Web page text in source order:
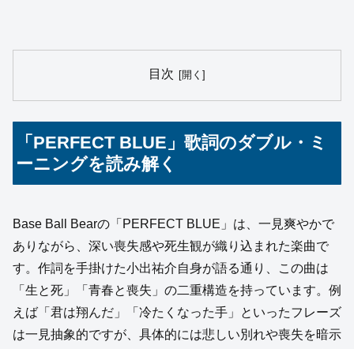
目次
「PERFECT BLUE」歌詞のダブル・ミ
ーニングを読み解く
Base Ball Bearの「PERFECT BLUE」は、一見爽やかで
ありながら、深い喪失感や死生観が織り込まれた楽曲で
す。作詞を手掛けた小出祐介自身が語る通り、この曲は
「生と死」「青春と喪失」の二重構造を持っています。例
えば「君は翔んだ」「冷たくなった手」といったフレーズ
は一見抽象的ですが、具体的には悲しい別れや喪失を暗示